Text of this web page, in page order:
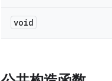
void